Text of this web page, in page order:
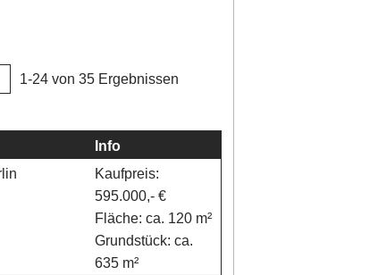
1-24 von 35 Ergebnissen
Info
Kaufpreis:
595.000,- €
Fläche: ca. 120 m²
Grundstück: ca.
635 m²